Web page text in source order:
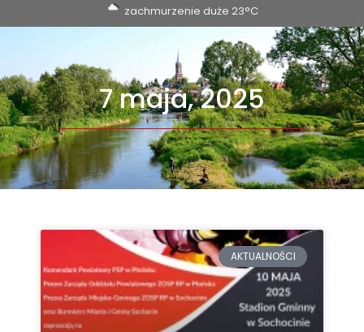
zachmurzenie duże 23°C
7 maja, 2025
AKTUALNOŚCI